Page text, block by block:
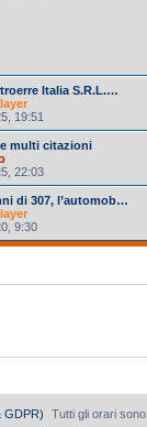
Italia S.R.L.…
19:51
multi citazioni
22:03
di 307, l’automob…
9:30
Tutti gli orari sono
GDPR)